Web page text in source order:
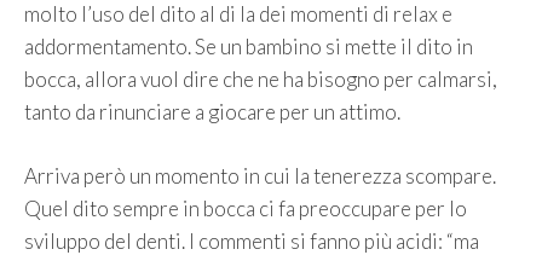
molto l’uso del dito al di la dei momenti di relax e
addormentamento. Se un bambino si mette il dito in
bocca, allora vuol dire che ne ha bisogno per calmarsi,
tanto da rinunciare a giocare per un attimo.
Arriva però un momento in cui la tenerezza scompare.
Quel dito sempre in bocca ci fa preoccupare per lo
sviluppo del denti. I commenti si fanno più acidi: “ma